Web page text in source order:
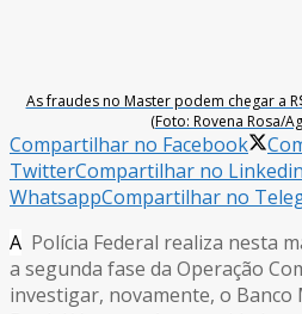
As fraudes no Master podem chegar a
(Foto: Rovena Rosa/
Compartilhar no Facebook
TwitterCompartilhar no Linkedin
WhatsappCompartilhar no
A Polícia Federal realiza nesta
a segunda fase da Operação
investigar, novamente, o